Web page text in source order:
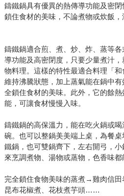
鑄鐵鍋具有優異的熱傳導功能及密
鎖住食材的美味，不論煮物或炊飯，
鑄鐵鍋適合煎、煮、炒、炸、蒸等
導功能及高密閉度，只要少量煮汁
物料理。這樣的特性最適合料理「
維持沸騰狀態，加上蒸氣能在鍋中
全鎖住食材的美味。此外，它的餘
能，可讓食材慢慢入味。
鑄鐵鍋的高保溫力，能在吃火鍋或
碗。也可以整鍋美美端上桌，為餐
鐵鍋，也可雙鍋齊下，左右開弓，
來烹調煮物、湯物或蒸物，色香味都
完全鎖住食物美味的蒸煮→雞肉信田
昆布花椒煮、花枝煮芋頭……